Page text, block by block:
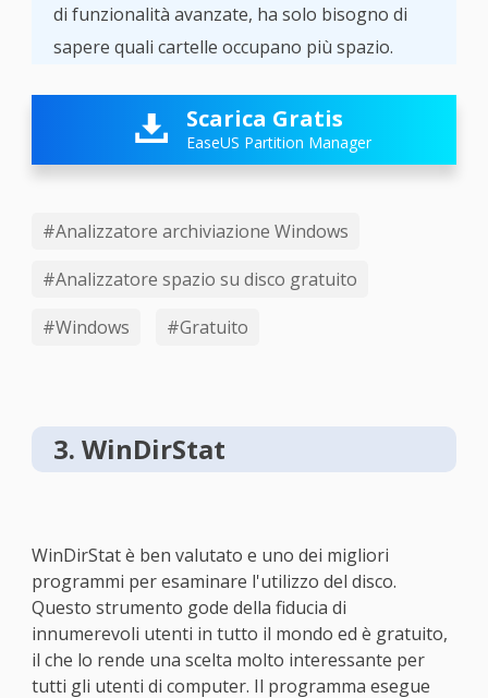
di funzionalità avanzate, ha solo bisogno di
sapere quali cartelle occupano più spazio.
 Scarica Gratis
EaseUS Partition Manager
#Analizzatore archiviazione Windows
#Analizzatore spazio su disco gratuito
#Windows
#Gratuito
3. WinDirStat
WinDirStat è ben valutato e uno dei migliori
programmi per esaminare l'utilizzo del disco.
Questo strumento gode della fiducia di
innumerevoli utenti in tutto il mondo ed è gratuito,
il che lo rende una scelta molto interessante per
tutti gli utenti di computer. Il programma esegue